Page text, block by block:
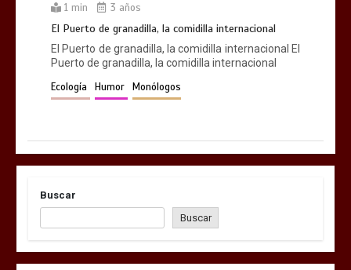
1 min
3 años
El Puerto de granadilla, la comidilla internacional
El Puerto de granadilla, la comidilla internacional El
Puerto de granadilla, la comidilla internacional
Ecología
Humor Monólogos
Buscar
Buscar